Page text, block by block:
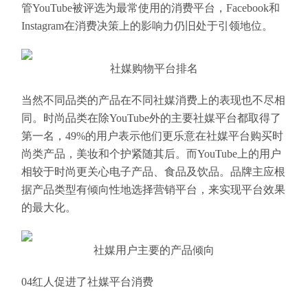
管YouTube被评选为最常使用的消费平台，Facebook和
Instagram在消费决策上的影响力仍旧处于引领地位。
社媒购物平台排名
当然不同品类的产品在不同社媒消费上的表现也不尽相
同。时尚品类在除YouTube外的主要社媒平台都取得了
第一名，49%的用户表示他们更乐意在社媒平台购买时
尚类产品，美妆和个护紧随其后。而YouTube上的用户
相较于时尚更关心电子产品、食品及饮品。品牌主应根
据产品类型有倾向性地选择营销平台，来实现平台效果
的最大化。
社媒用户主要的产品倾向
04红人促进了社媒平台消费